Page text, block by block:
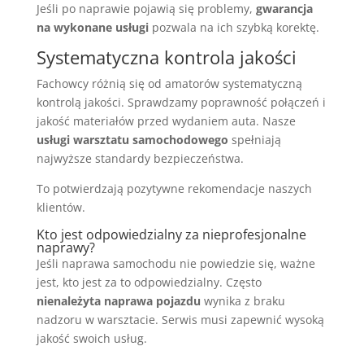
Jeśli po naprawie pojawią się problemy, gwarancja
na wykonane usługipozwala na ich szybką korektę.
Systematyczna kontrola jakości
Fachowcy różnią się od amatorów systematyczną
kontrolą jakości. Sprawdzamy poprawność połączeń i
jakość materiałów przed wydaniem auta. Nasze
usługi warsztatu samochodowego spełniają
najwyższe standardy bezpieczeństwa.
To potwierdzają pozytywne rekomendacje naszych
klientów.
Kto jest odpowiedzialny za nieprofesjonalne
naprawy?
Jeśli naprawa samochodu nie powiedzie się, ważne
jest, kto jest za to odpowiedzialny. Często
nienależyta naprawa pojazdu wynika z braku
nadzoru w warsztacie. Serwis musi zapewnić wysoką
jakość swoich usług.